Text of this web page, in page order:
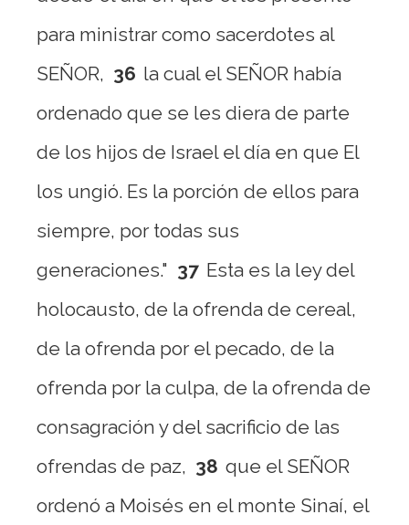
para ministrar como sacerdotes al
SEÑOR, 36 la cual el SEÑOR había
ordenado que se les diera de parte
de los hijos de Israel el día en que El
los ungió. Es la porción de ellos para
siempre, por todas sus
generaciones." 37 Esta es la ley del
holocausto, de la ofrenda de cereal,
de la ofrenda por el pecado, de la
ofrenda por la culpa, de la ofrenda de
consagración y del sacrificio de las
ofrendas de paz, 38 que el SEÑOR
ordenó a Moisés en el monte Sinaí, el